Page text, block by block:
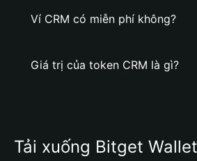
Ví CRM có miễn phí không?
Giá trị của token CRM là gì?
Tải xuống Bitget